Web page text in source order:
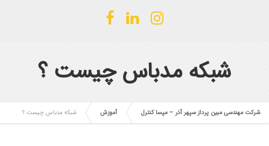
شبکه مدباس چیست ؟
شرکت مهندسی مبین پرداز سپهر آذر – مپسا کنترل آموزش شبکه مدباس چیست ؟